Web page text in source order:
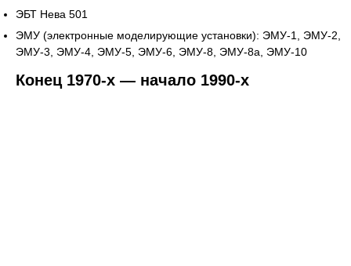
ЭБТ Нева 501
ЭМУ (электронные моделирующие установки): ЭМУ-1, ЭМУ-2,
ЭМУ-3, ЭМУ-4, ЭМУ-5, ЭМУ-6, ЭМУ-8, ЭМУ-8а, ЭМУ-10
Конец 1970-х — начало 1990-х